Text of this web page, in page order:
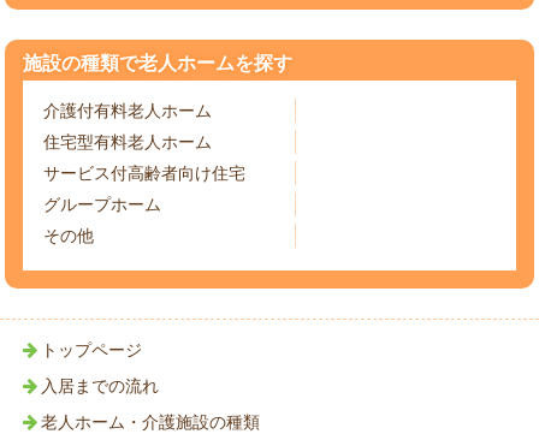
施設の種類で老人ホームを探す
介護付有料老人ホーム
住宅型有料老人ホーム
サービス付高齢者向け住宅
グループホーム
その他
トップページ
入居までの流れ
老人ホーム・介護施設の種類